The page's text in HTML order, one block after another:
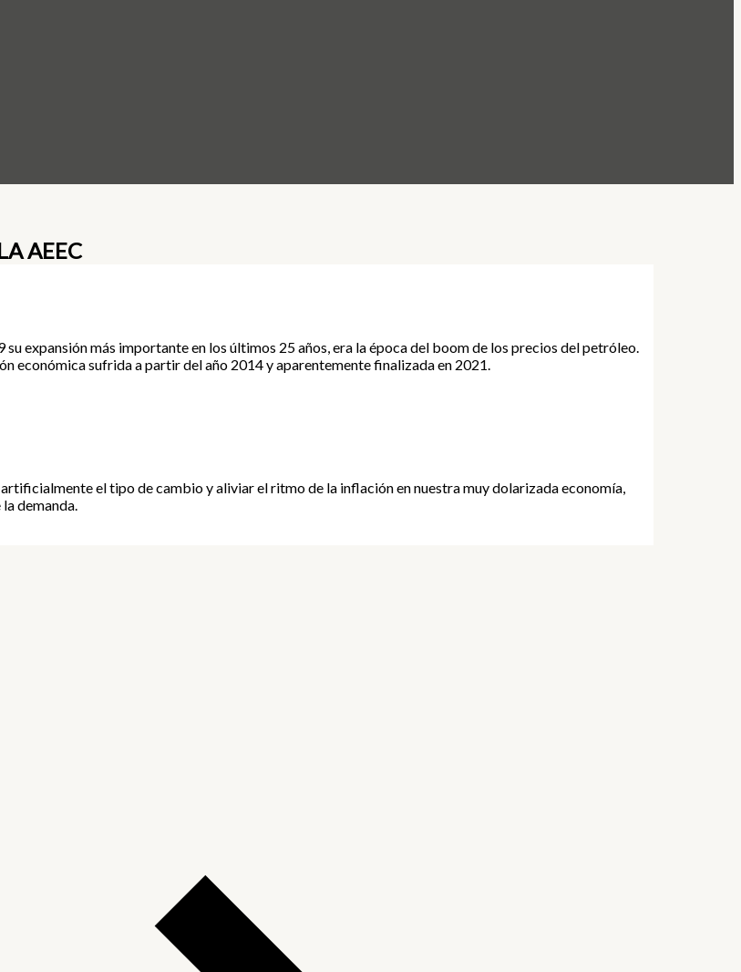
AEEC
expansión más importante en los últimos 25 años, era la época del boom de los precios del petróleo.
económica sufrida a partir del año 2014 y aparentemente finalizada en 2021.
el tipo de cambio y aliviar el ritmo de la inflación en nuestra muy dolarizada economía,
demanda.